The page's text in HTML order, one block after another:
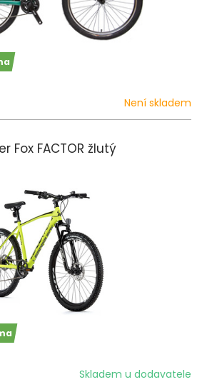
Není skladem
Fox FACTOR žlutý
Skladem u dodavatele